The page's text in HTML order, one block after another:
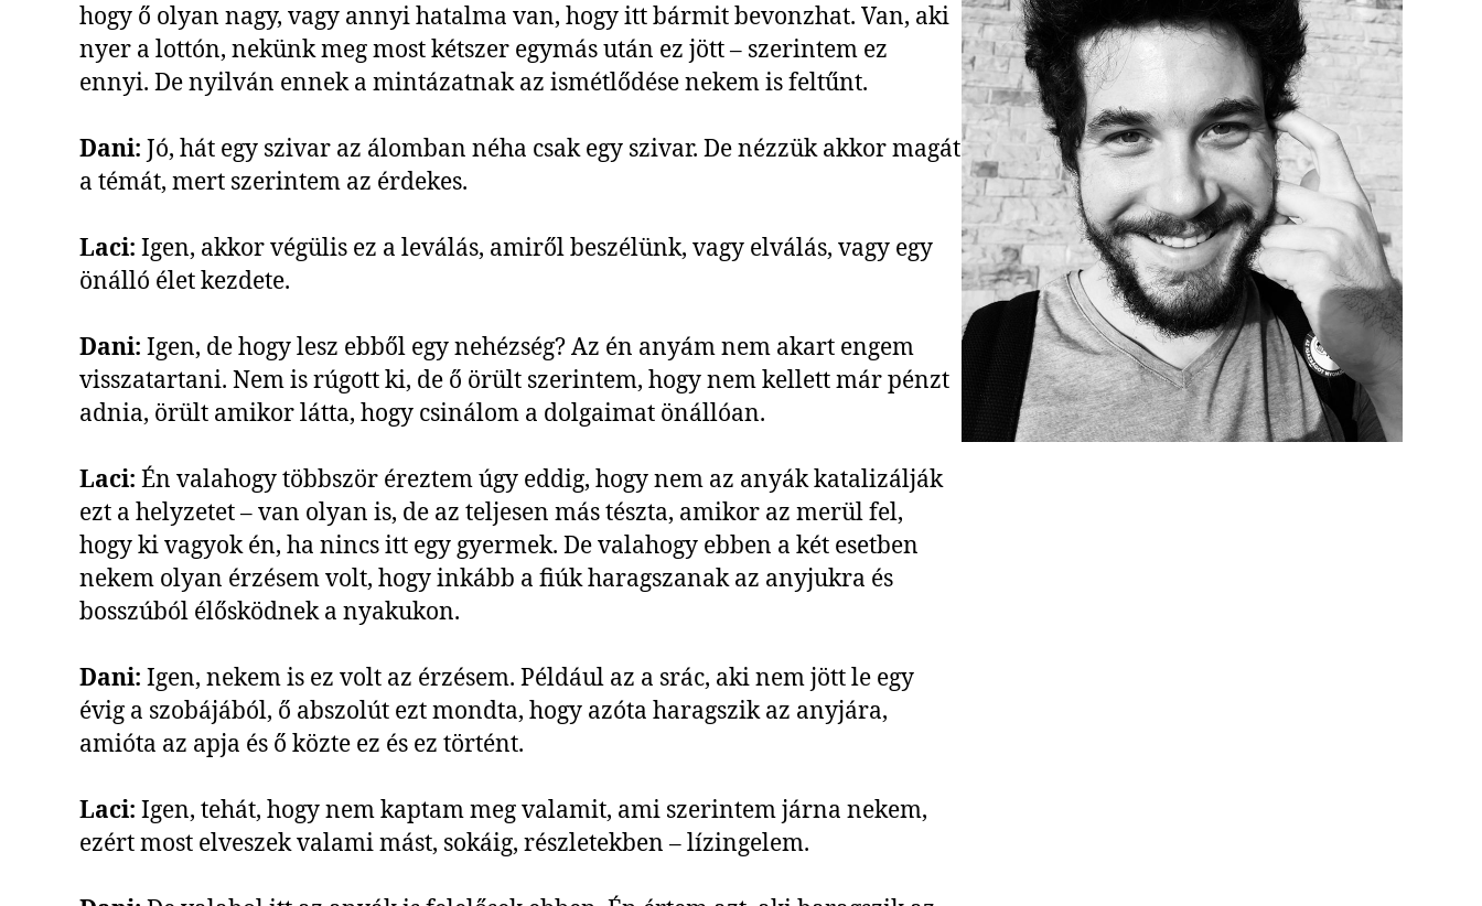
hogy ő olyan nagy, vagy annyi hatalma van, hogy itt bármit bevonzhat. Van, aki
nyer a lottón, nekünk meg most kétszer egymás után ez jött – szerintem ez
ennyi. De nyilván ennek a mintázatnak az ismétlődése nekem is feltűnt.
Dani: Jó, hát egy szivar az álomban néha csak egy szivar. De nézzük akkor magát
a témát, mert szerintem az érdekes.
Laci: Igen, akkor végülis ez a leválás, amiről beszélünk, vagy elválás, vagy egy
önálló élet kezdete.
Dani: Igen, de hogy lesz ebből egy nehézség? Az én anyám nem akart engem
visszatartani. Nem is rúgott ki, de ő örült szerintem, hogy nem kellett már pénzt
adnia, örült amikor látta, hogy csinálom a dolgaimat önállóan.
Laci: Én valahogy többször éreztem úgy eddig, hogy nem az anyák katalizálják
ezt a helyzetet – van olyan is, de az teljesen más tészta, amikor az merül fel,
hogy ki vagyok én, ha nincs itt egy gyermek. De valahogy ebben a két esetben
nekem olyan érzésem volt, hogy inkább a fiúk haragszanak az anyjukra és
bosszúból élősködnek a nyakukon.
Dani: Igen, nekem is ez volt az érzésem. Például az a srác, aki nem jött le egy
évig a szobájából, ő abszolút ezt mondta, hogy azóta haragszik az anyjára,
amióta az apja és ő közte ez és ez történt.
Laci: Igen, tehát, hogy nem kaptam meg valamit, ami szerintem járna nekem,
ezért most elveszek valami mást, sokáig, részletekben – lízingelem.